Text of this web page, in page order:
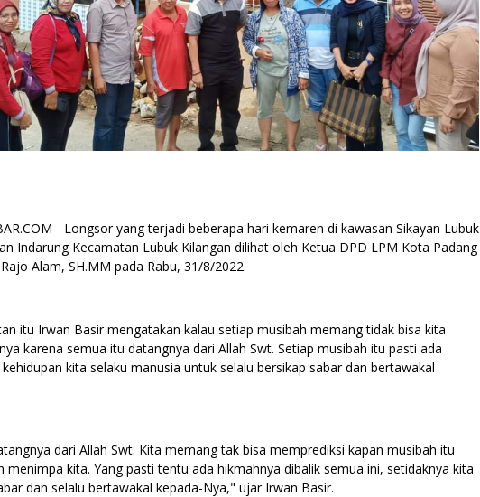
- Longsor yang terjadi beberapa hari kemaren di kawasan Sikayan Lubuk
Indarung Kecamatan Lubuk Kilangan dilihat oleh Ketua DPD LPM Kota Padang
Alam, SH.MM pada Rabu, 31/8/2022.
itu Irwan Basir mengatakan kalau setiap musibah memang tidak bisa kita
karena semua itu datangnya dari Allah Swt. Setiap musibah itu pasti ada
kita selaku manusia untuk selalu bersikap sabar dan bertawakal
dari Allah Swt. Kita memang tak bisa memprediksi kapan musibah itu
menimpa kita. Yang pasti tentu ada hikmahnya dibalik semua ini, setidaknya kita
dan selalu bertawakal kepada-Nya," ujar Irwan Basir.